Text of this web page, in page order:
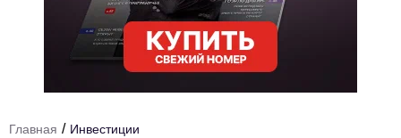
Ниши и рынки
Технологии и тренды
Главная / Инвестиции